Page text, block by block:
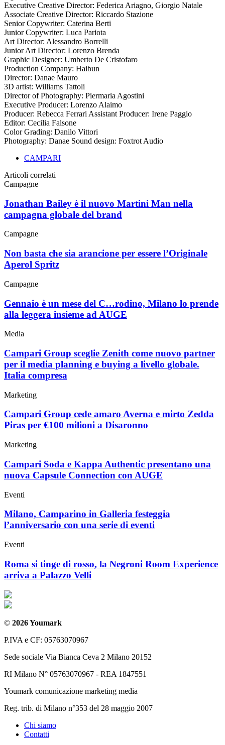
Executive Creative Director: Federica Ariagno, Giorgio Natale
Associate Creative Director: Riccardo Stazione
Senior Copywriter: Caterina Berti
Junior Copywriter: Luca Pariota
Art Director: Alessandro Borrelli
Junior Art Director: Lorenzo Brenda
Graphic Designer: Umberto De Cristofaro
Production Company: Haibun
Director: Danae Mauro
3D artist: Williams Tattoli
Director of Photography: Piermaria Agostini
Executive Producer: Lorenzo Alaimo
Producer: Rebecca Ferrari Assistant Producer: Irene Paggio
Editor: Cecilia Falsone
Color Grading: Danilo Vittori
Photography: Danae Sound design: Foxtrot Audio
CAMPARI
Articoli correlati
Campagne
Jonathan Bailey è il nuovo Martini Man nella
campagna globale del brand
Campagne
Non basta che sia arancione per essere l’Originale
Aperol Spritz
Campagne
Gennaio è un mese del C…rodino, Milano lo prende
alla leggera insieme ad AUGE
Media
Campari Group sceglie Zenith come nuovo partner
per il media planning e buying a livello globale.
Italia compresa
Marketing
Campari Group cede amaro Averna e mirto Zedda
Piras per €100 milioni a Disaronno
Marketing
Campari Soda e Kappa Authentic presentano una
nuova Capsule Connection con AUGE
Eventi
Milano, Camparino in Galleria festeggia
l’anniversario con una serie di eventi
Eventi
Roma si tinge di rosso, la Negroni Room Experience
arriva a Palazzo Velli
© 2026 Youmark
P.IVA e CF: 05763070967
Sede sociale Via Bianca Ceva 2 Milano 20152
RI Milano N° 05763070967 - REA 1847551
Youmark comunicazione marketing media
Reg. trib. di Milano n°353 del 28 maggio 2007
Chi siamo
Contatti